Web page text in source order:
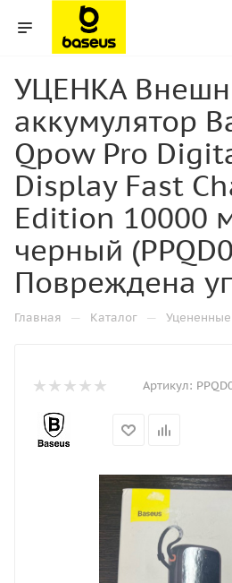
УЦЕНКА
аккумулятор
Qpow Pro
Display Fast
Edition 10000
черный
Повреждена
Главная — Каталог —
Артикул: